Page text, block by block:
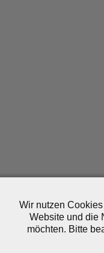
Wir nutzen
Website und die
möchten. Bitte